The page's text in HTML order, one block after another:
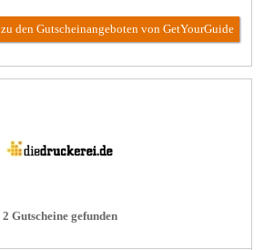
zu den Gutscheinangeboten von GetYourGuide
2 Gutscheine gefunden